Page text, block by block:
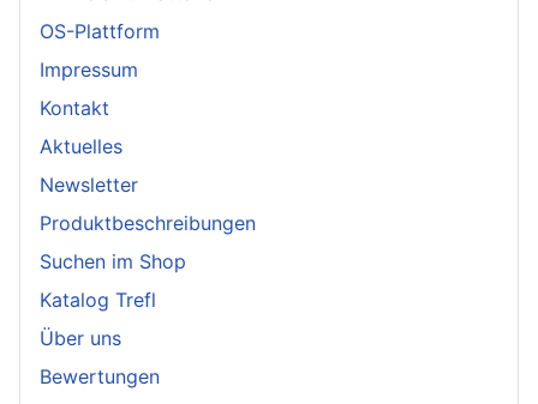
OS-Plattform
Impressum
Kontakt
Aktuelles
Newsletter
Produktbeschreibungen
Suchen im Shop
Katalog Trefl
Über uns
Bewertungen